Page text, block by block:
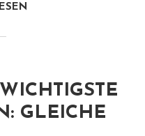
GLEICHE